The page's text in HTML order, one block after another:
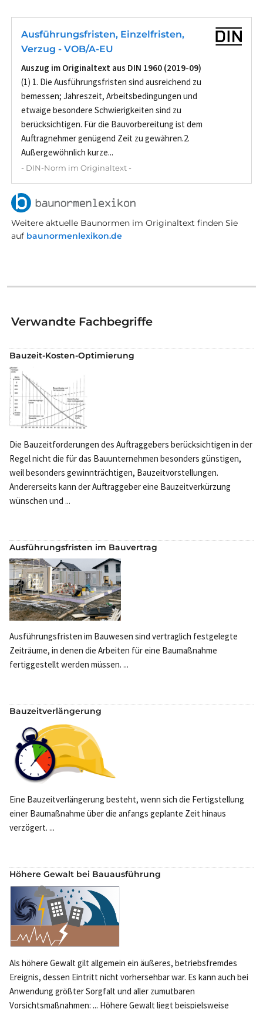
Ausführungsfristen, Einzelfristen,
Verzug - VOB/A-EU
Auszug im Originaltext aus DIN 1960 (2019-09)
(1) 1. Die Ausführungsfristen sind ausreichend zu
bemessen; Jahreszeit, Arbeitsbedingungen und
etwaige besondere Schwierigkeiten sind zu
berücksichtigen. Für die Bauvorbereitung ist dem
Auftragnehmer genügend Zeit zu gewähren.2.
Außergewöhnlich kurze...
- DIN-Norm im Originaltext -
Weitere aktuelle Baunormen im Originaltext finden Sie
auf baunormenlexikon.de
Verwandte Fachbegriffe
Bauzeit-Kosten-Optimierung
Die Bauzeitforderungen des Auftraggebers berücksichtigen in der
Regel nicht die für das Bauunternehmen besonders günstigen,
weil besonders gewinnträchtigen, Bauzeitvorstellungen.
Andererseits kann der Auftraggeber eine Bauzeitverkürzung
wünschen und ...
Ausführungsfristen im Bauvertrag
Ausführungsfristen im Bauwesen sind vertraglich festgelegte
Zeiträume, in denen die Arbeiten für eine Baumaßnahme
fertiggestellt werden müssen. ...
Bauzeitverlängerung
Eine Bauzeitverlängerung besteht, wenn sich die Fertigstellung
einer Baumaßnahme über die anfangs geplante Zeit hinaus
verzögert. ...
Höhere Gewalt bei Bauausführung
Als höhere Gewalt gilt allgemein ein äußeres, betriebsfremdes
Ereignis, dessen Eintritt nicht vorhersehbar war. Es kann auch bei
Anwendung größter Sorgfalt und aller zumutbaren
Vorsichtsmaßnahmen: ... Höhere Gewalt liegt beispielsweise